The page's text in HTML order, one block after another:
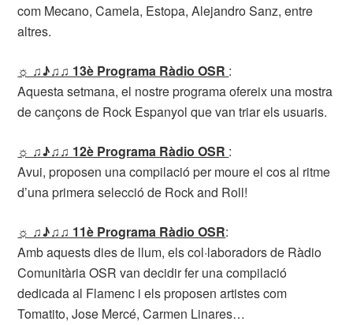
com Mecano, Camela, Estopa, Alejandro Sanz, entre
altres.
☼ ♫♪♫♫ 13è Programa Ràdio OSR :
Aquesta setmana, el nostre programa ofereix una mostra
de cançons de Rock Espanyol que van triar els usuaris.
☼ ♫♪♫♫ 12è Programa Ràdio OSR :
Avui, proposen una compilació per moure el cos al ritme
d’una primera selecció de Rock and Roll!
☼ ♫♪♫♫ 11è Programa Ràdio OSR:
Amb aquests dies de llum, els col·laboradors de Ràdio
Comunitària OSR van decidir fer una compilació
dedicada al Flamenc i els proposen artistes com
Tomatito, Jose Mercé, Carmen Linares…